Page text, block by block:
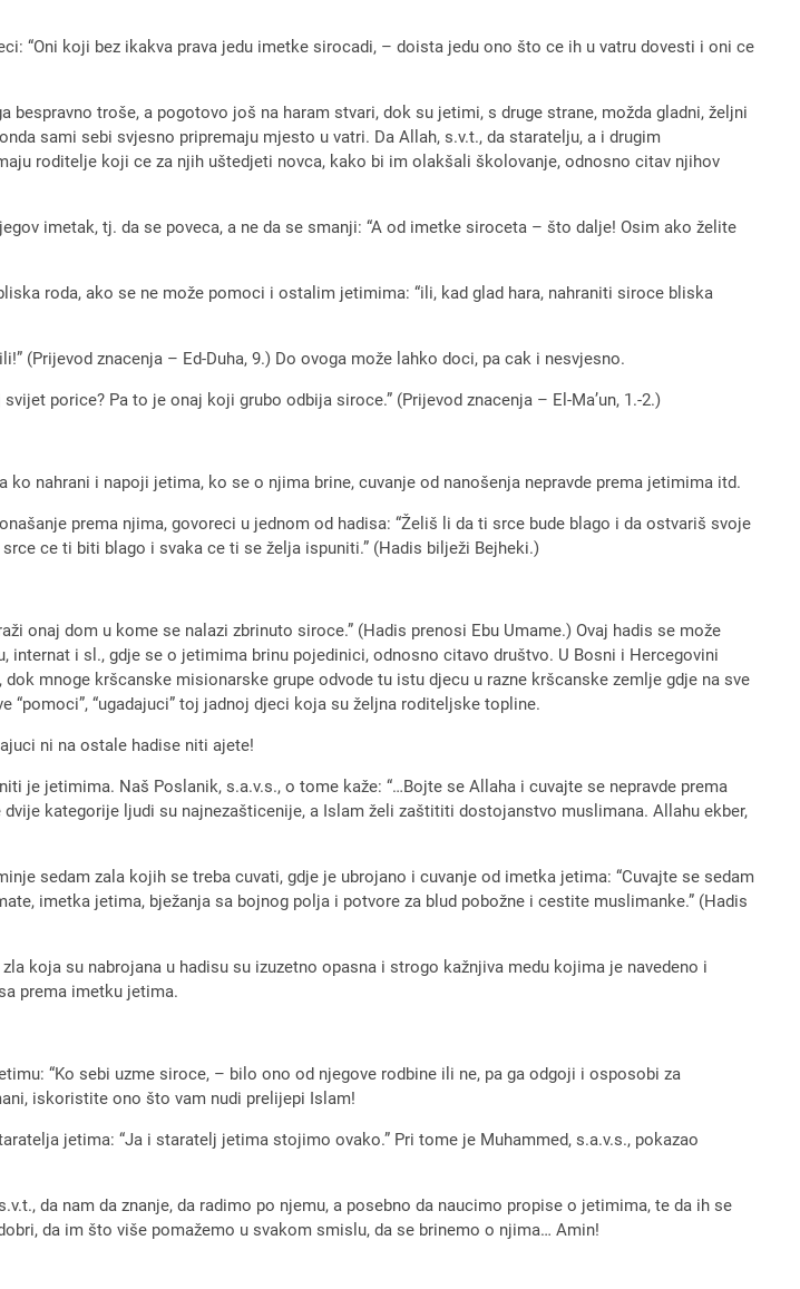
“Oni koji bez ikakva prava jedu imetke sirocadi, – doista jedu ono što ce ih u vatru dovesti i oni ce
troše, a pogotovo još na haram stvari, dok su jetimi, s druge strane, možda gladni, željni
sami sebi svjesno pripremaju mjesto u vatri. Da Allah, s.v.t., da staratelju, a i drugim
roditelje koji ce za njih uštedjeti novca, kako bi im olakšali školovanje, odnosno citav njihov
imetak, tj. da se poveca, a ne da se smanji: “A od imetke siroceta – što dalje! Osim ako želite
roda, ako se ne može pomoci i ostalim jetimima: “ili, kad glad hara, nahraniti siroce bliska
(Prijevod znacenja – Ed-Duha, 9.) Do ovoga može lahko doci, pa cak i nesvjesno.
porice? Pa to je onaj koji grubo odbija siroce.” (Prijevod znacenja – El-Ma’un, 1.-2.)
nahrani i napoji jetima, ko se o njima brine, cuvanje od nanošenja nepravde prema jetimima itd.
prema njima, govoreci u jednom od hadisa: “Želiš li da ti srce bude blago i da ostvariš svoje
ce ti biti blago i svaka ce ti se želja ispuniti.” (Hadis bilježi Bejheki.)
onaj dom u kome se nalazi zbrinuto siroce.” (Hadis prenosi Ebu Umame.) Ovaj hadis se može
i sl., gdje se o jetimima brinu pojedinici, odnosno citavo društvo. U Bosni i Hercegovini
mnoge kršcanske misionarske grupe odvode tu istu djecu u razne kršcanske zemlje gdje na sve
“ugadajuci” toj jadnoj djeci koja su željna roditeljske topline.
ni na ostale hadise niti ajete!
je jetimima. Naš Poslanik, s.a.v.s., o tome kaže: “…Bojte se Allaha i cuvajte se nepravde prema
kategorije ljudi su najnezašticenije, a Islam želi zaštititi dostojanstvo muslimana. Allahu ekber,
sedam zala kojih se treba cuvati, gdje je ubrojano i cuvanje od imetka jetima: “Cuvajte se sedam
imetka jetima, bježanja sa bojnog polja i potvore za blud pobožne i cestite muslimanke.” (Hadis
koja su nabrojana u hadisu su izuzetno opasna i strogo kažnjiva medu kojima je navedeno i
prema imetku jetima.
“Ko sebi uzme siroce, – bilo ono od njegove rodbine ili ne, pa ga odgoji i osposobi za
iskoristite ono što vam nudi prelijepi Islam!
jetima: “Ja i staratelj jetima stojimo ovako.” Pri tome je Muhammed, s.a.v.s., pokazao
da nam da znanje, da radimo po njemu, a posebno da naucimo propise o jetimima, te da ih se
da im što više pomažemo u svakom smislu, da se brinemo o njima… Amin!